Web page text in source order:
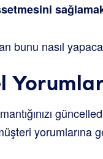
bunu nasıl
yorumlarına